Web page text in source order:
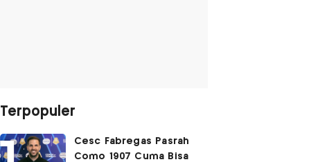
Terpopuler
Cesc Fabregas Pasrah
Como 1907 Cuma Bisa